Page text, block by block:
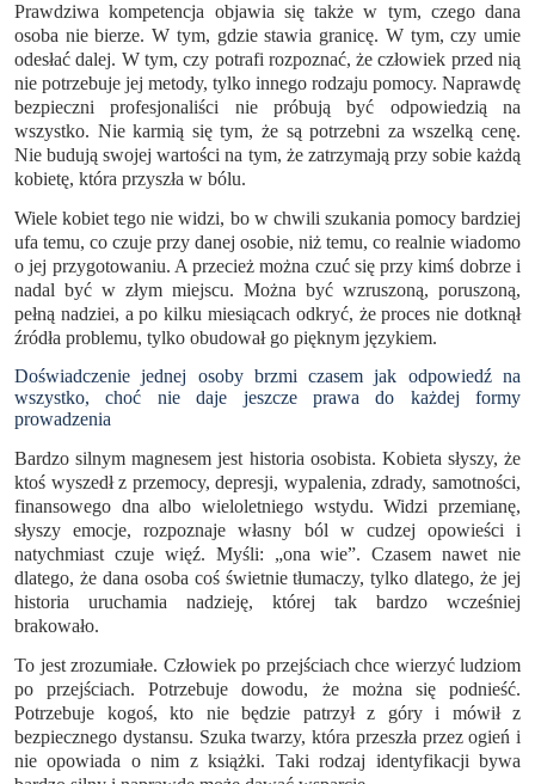
Prawdziwa kompetencja objawia się także w tym, czego dana
osoba nie bierze. W tym, gdzie stawia granicę. W tym, czy umie
odesłać dalej. W tym, czy potrafi rozpoznać, że człowiek przed nią
nie potrzebuje jej metody, tylko innego rodzaju pomocy. Naprawdę
bezpieczni profesjonaliści nie próbują być odpowiedzią na
wszystko. Nie karmią się tym, że są potrzebni za wszelką cenę.
Nie budują swojej wartości na tym, że zatrzymają przy sobie każdą
kobietę, która przyszła w bólu.
Wiele kobiet tego nie widzi, bo w chwili szukania pomocy bardziej
ufa temu, co czuje przy danej osobie, niż temu, co realnie wiadomo
o jej przygotowaniu. A przecież można czuć się przy kimś dobrze i
nadal być w złym miejscu. Można być wzruszoną, poruszoną,
pełną nadziei, a po kilku miesiącach odkryć, że proces nie dotknął
źródła problemu, tylko obudował go pięknym językiem.
Doświadczenie jednej osoby brzmi czasem jak odpowiedź na
wszystko, choć nie daje jeszcze prawa do każdej formy
prowadzenia
Bardzo silnym magnesem jest historia osobista. Kobieta słyszy, że
ktoś wyszedł z przemocy, depresji, wypalenia, zdrady, samotności,
finansowego dna albo wieloletniego wstydu. Widzi przemianę,
słyszy emocje, rozpoznaje własny ból w cudzej opowieści i
natychmiast czuje więź. Myśli: „ona wie”. Czasem nawet nie
dlatego, że dana osoba coś świetnie tłumaczy, tylko dlatego, że jej
historia uruchamia nadzieję, której tak bardzo wcześniej
brakowało.
To jest zrozumiałe. Człowiek po przejściach chce wierzyć ludziom
po przejściach. Potrzebuje dowodu, że można się podnieść.
Potrzebuje kogoś, kto nie będzie patrzył z góry i mówił z
bezpiecznego dystansu. Szuka twarzy, która przeszła przez ogień i
nie opowiada o nim z książki. Taki rodzaj identyfikacji bywa